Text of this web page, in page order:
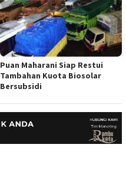
Puan Maharani Siap Restui
Tambahan Kuota Biosolar
Bersubsidi